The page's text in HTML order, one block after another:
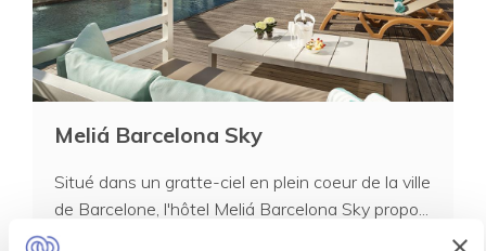
Meliá Barcelona Sky
Situé dans un gratte-ciel en plein coeur de la ville
de Barcelone, l'hôtel Meliá Barcelona Sky propo...